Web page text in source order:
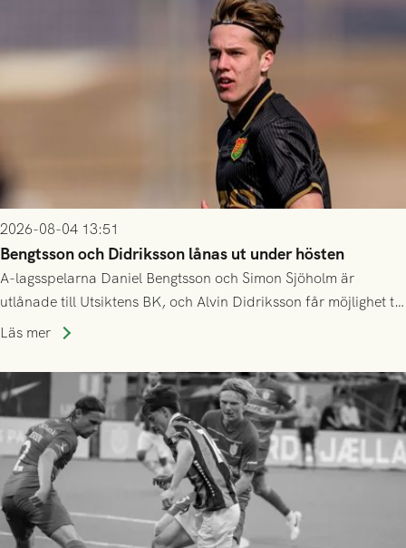
2026-08-04 13:51
Bengtsson och Didriksson lånas ut under hösten
A-lagsspelarna Daniel Bengtsson och Simon Sjöholm är
utlånade till Utsiktens BK, och Alvin Didriksson får möjlighet till
speltid i Hestrafors genom föreningssamarbete.
Läs mer